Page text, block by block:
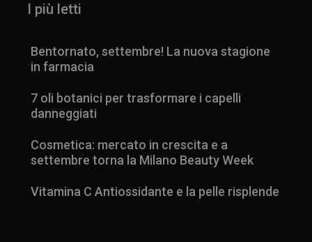
I più letti
Bentornato, settembre! La nuova stagione
in farmacia
7 oli botanici per trasformare i capelli
danneggiati
Cosmetica: mercato in crescita e a
settembre torna la Milano Beauty Week
Vitamina C Antiossidante e la pelle risplende